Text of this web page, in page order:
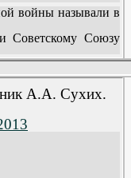
войны называли в
Советскому Союзу
в 1921
фашистских орд с
жизней молодых
Среднеазиатского
провокации
повести «У самой
А.А. Сухих.